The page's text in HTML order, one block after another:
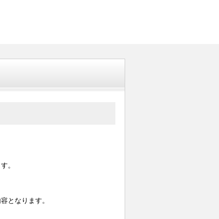
。
となります。